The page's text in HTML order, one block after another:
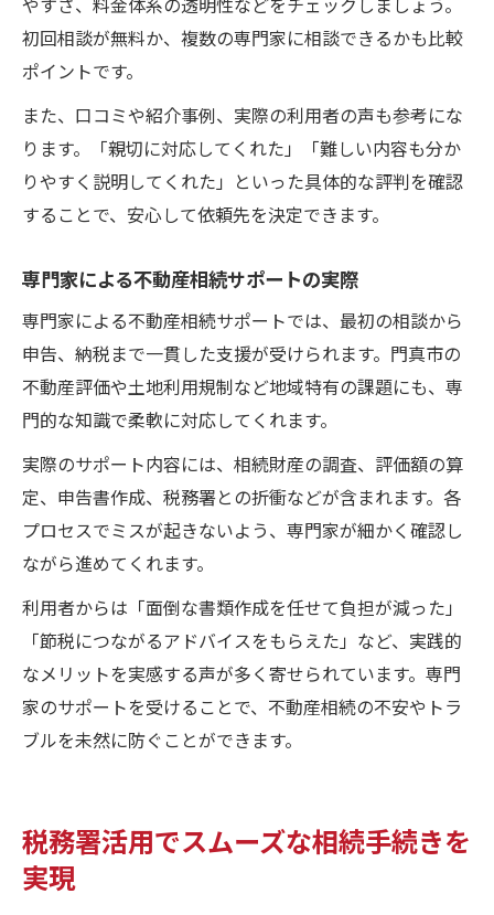
初回相談が無料か、複数の専門家に相談できるかも比較
ポイントです。
また、口コミや紹介事例、実際の利用者の声も参考にな
ります。「親切に対応してくれた」「難しい内容も分か
りやすく説明してくれた」といった具体的な評判を確認
することで、安心して依頼先を決定できます。
専門家による不動産相続サポートの実際
専門家による不動産相続サポートでは、最初の相談から
申告、納税まで一貫した支援が受けられます。門真市の
不動産評価や土地利用規制など地域特有の課題にも、専
門的な知識で柔軟に対応してくれます。
実際のサポート内容には、相続財産の調査、評価額の算
定、申告書作成、税務署との折衝などが含まれます。各
プロセスでミスが起きないよう、専門家が細かく確認し
ながら進めてくれます。
利用者からは「面倒な書類作成を任せて負担が減った」
「節税につながるアドバイスをもらえた」など、実践的
なメリットを実感する声が多く寄せられています。専門
家のサポートを受けることで、不動産相続の不安やトラ
ブルを未然に防ぐことができます。
税務署活用でスムーズな相続手続きを
実現